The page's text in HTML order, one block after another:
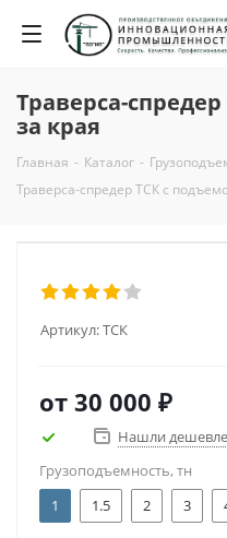
Траверса-
за края
Главная - Каталог -
Траверса-спредер ТСК с
Артикул:ТСК
от 30 000 ₽
Нашли
Грузоподъемность, тн
1
1.5 2 3